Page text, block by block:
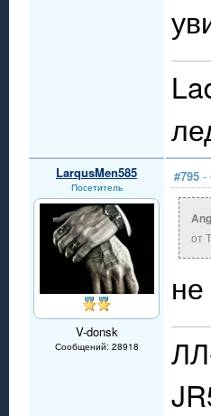
LarqusMen585
Посетитель
V-donsk
Сообщений: 28918
#795 -
от